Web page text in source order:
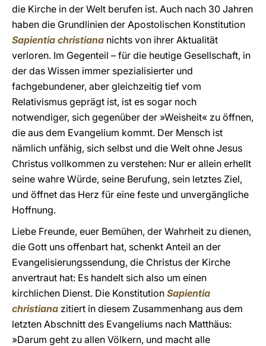
die Kirche in der Welt berufen ist. Auch nach 30 Jahren
haben die Grundlinien der Apostolischen Konstitution
Sapientia christiana nichts von ihrer Aktualität
verloren. Im Gegenteil – für die heutige Gesellschaft, in
der das Wissen immer spezialisierter und
fachgebundener, aber gleichzeitig tief vom
Relativismus geprägt ist, ist es sogar noch
notwendiger, sich gegenüber der »Weisheit« zu öffnen,
die aus dem Evangelium kommt. Der Mensch ist
nämlich unfähig, sich selbst und die Welt ohne Jesus
Christus vollkommen zu verstehen: Nur er allein erhellt
seine wahre Würde, seine Berufung, sein letztes Ziel,
und öffnet das Herz für eine feste und unvergängliche
Hoffnung.
Liebe Freunde, euer Bemühen, der Wahrheit zu dienen,
die Gott uns offenbart hat, schenkt Anteil an der
Evangelisierungssendung, die Christus der Kirche
anvertraut hat: Es handelt sich also um einen
kirchlichen Dienst. Die Konstitution Sapientia
christiana zitiert in diesem Zusammenhang aus dem
letzten Abschnitt des Evangeliums nach Matthäus:
»Darum geht zu allen Völkern, und macht alle